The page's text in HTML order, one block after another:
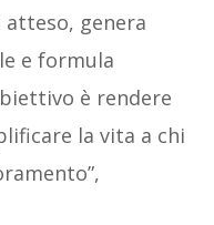
genera
e formula
è rendere
la vita a chi